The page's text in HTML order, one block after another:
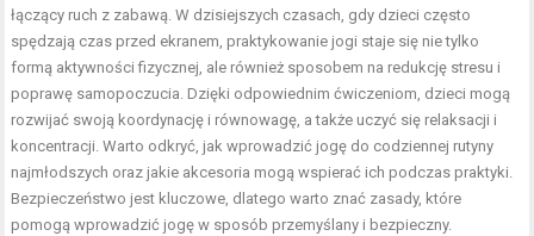
łączący ruch z zabawą. W dzisiejszych czasach, gdy dzieci często
spędzają czas przed ekranem, praktykowanie jogi staje się nie tylko
formą aktywności fizycznej, ale również sposobem na redukcję stresu i
poprawę samopoczucia. Dzięki odpowiednim ćwiczeniom, dzieci mogą
rozwijać swoją koordynację i równowagę, a także uczyć się relaksacji i
koncentracji. Warto odkryć, jak wprowadzić jogę do codziennej rutyny
najmłodszych oraz jakie akcesoria mogą wspierać ich podczas praktyki.
Bezpieczeństwo jest kluczowe, dlatego warto znać zasady, które
pomogą wprowadzić jogę w sposób przemyślany i bezpieczny.